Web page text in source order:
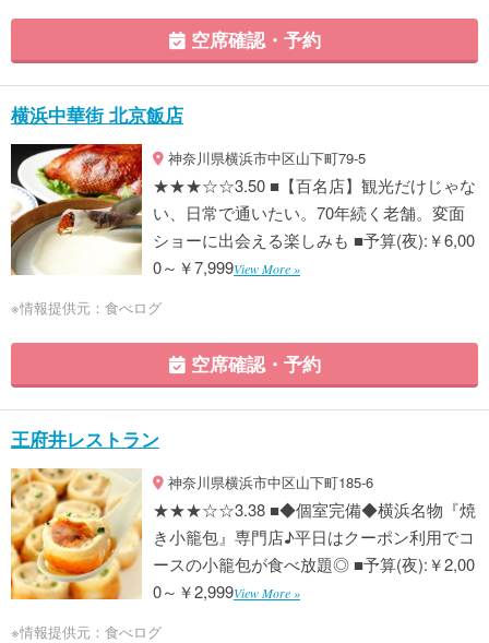
空席確認・予約
横浜中華街 北京飯店
神奈川県横浜市中区山下町79-5
★★★☆☆3.50 ■【百名店】観光だけじゃな
い、日常で通いたい。70年続く老舗。変面
ショーに出会える楽しみも ■予算(夜):￥6,00
0～￥7,999View More »
※情報提供元：食べログ
空席確認・予約
王府井レストラン
神奈川県横浜市中区山下町185-6
★★★☆☆3.38 ■◆個室完備◆横浜名物『焼
き小籠包』専門店♪平日はクーポン利用でコ
ースの小籠包が食べ放題◎ ■予算(夜):￥2,00
0～￥2,999View More »
※情報提供元：食べログ